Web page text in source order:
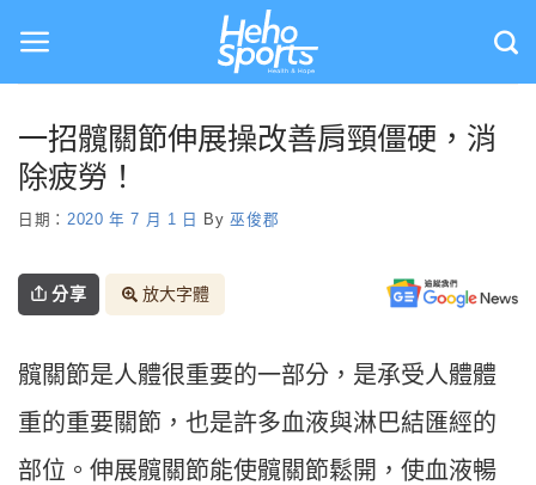
content
一招髖關節伸展操改善肩頸僵硬，消
除疲勞！
日期： 2020 年 7 月 1 日 By巫俊郡
分享 放大字體
髖關節是人體很重要的一部分，是承受人體體
重的重要關節，也是許多血液與淋巴結匯經的
部位。伸展髖關節能使髖關節鬆開，使血液暢